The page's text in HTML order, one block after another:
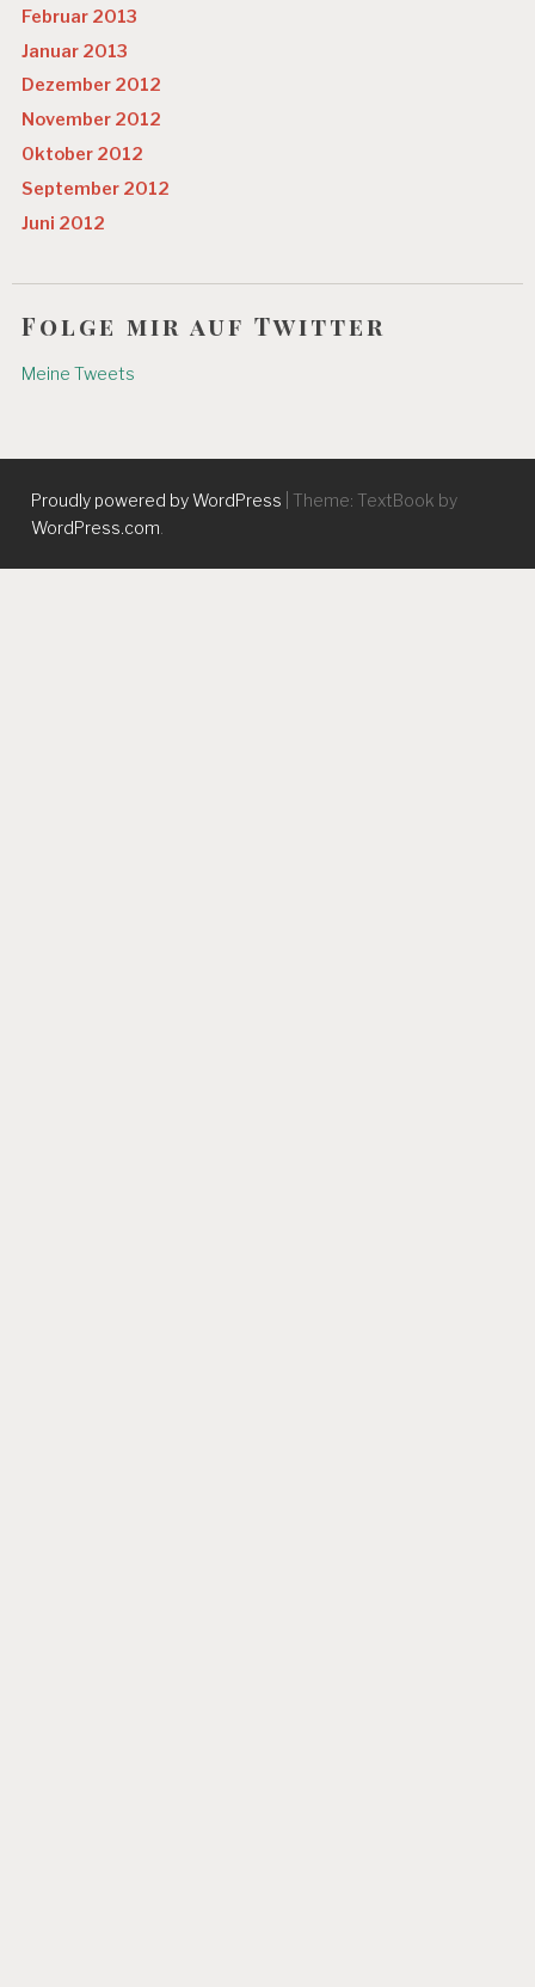
Februar 2013
Januar 2013
Dezember 2012
November 2012
Oktober 2012
September 2012
Juni 2012
Folge mir auf Twitter
Meine Tweets
Proudly powered by WordPress
Theme: TextBook by
WordPress.com